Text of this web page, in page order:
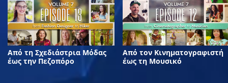
Από τη Σχεδιάστρια Μόδας
έως την Πεζοπόρο
Από τον Κινηματογραφιστή
έως τη Μουσικό